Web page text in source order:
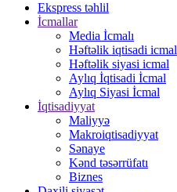
Ekspress təhlil
İcmallar
Media İcmalı
Həftəlik iqtisadi icmal
Həftəlik siyasi icmal
Aylıq İqtisadi İcmal
Aylıq Siyasi İcmal
İqtisadiyyat
Maliyyə
Makroiqtisadiyyat
Sənaye
Kənd təsərrüfatı
Biznes